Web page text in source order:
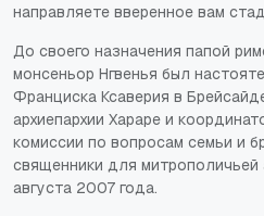
направляете вверенное вам
До своего назначения папой
монсеньор Нгвенья был
Франциска Ксаверия в
архиепархии Хараре и
комиссии по вопросам семьи и
священники для митрополичьей
августа 2007 года.